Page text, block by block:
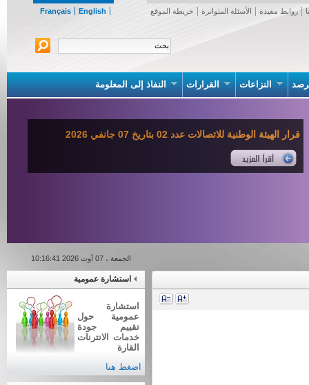
Français English روابط مفيدة الأسئلة المتواترة خريطة الموقع
النزاعات القرارات النفاذ إلى المعلومة
قرار الهيئة الوطنية للاتصالات عدد 02 بتاريخ 07 جانفي 2026
الجمعة ، 07 أوت 2026 10:16:41
استشارة عمومية
استشارة
عمومية حول
تقييم جودة
خدمات الانترنات
القارة
اضغط هنا